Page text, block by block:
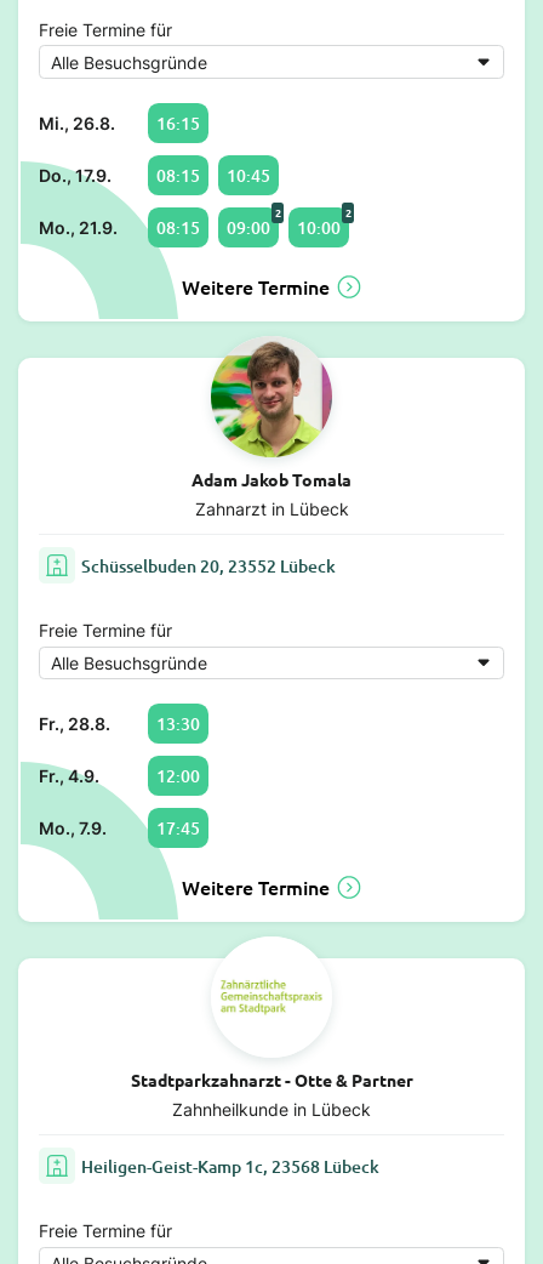
Freie Termine für
Mi., 26.8. 16:15
Do., 17.9. 08:15 10:45
Mo., 21.9. 08:15 09:00
2
10:00
2
Weitere Termine
Adam Jakob Tomala
Zahnarzt in Lübeck
Schüsselbuden 20, 23552 Lübeck
Freie Termine für
Fr., 28.8. 13:30
Fr., 4.9. 12:00
Mo., 7.9. 17:45
Weitere Termine
Stadtparkzahnarzt - Otte & Partner
Zahnheilkunde in Lübeck
Heiligen-Geist-Kamp 1c, 23568 Lübeck
Freie Termine für